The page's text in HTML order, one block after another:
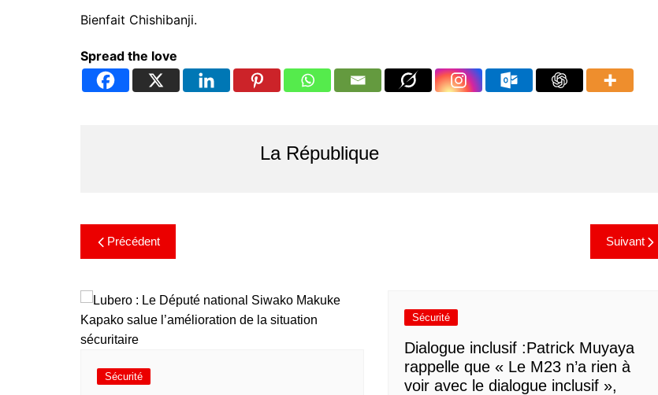
Bienfait Chishibanji.
Spread the love
La République
Précédent Suivant
Sécurité
Sécurité
Dialogue inclusif :Patrick Muyaya
rappelle que « Le M23 n’a rien à
voir avec le dialogue inclusif »,